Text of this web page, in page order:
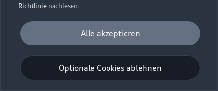
Verträge kündigen
Vertrag widerrufen
Embleme am Fahrzeug bei allen Abbildungen auf dieser
Webseite kann abweichen.
Richtlinie nachlesen.
Analyse und Statistik
Performance Cookies sammeln Informationen
darüber, wie unsere Webseite genutzt wird (z. B.
Anzahl der Besuche, Verweildauer). Diese Cookies
werden zur Optimierung der Webseite verwendet.
Optionale Cookies ablehnen
Alle akzeptieren